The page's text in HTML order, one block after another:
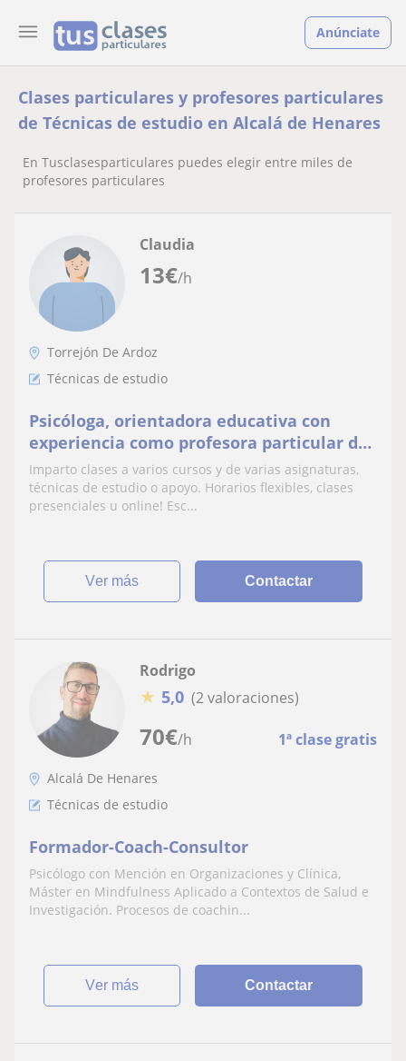
Anúnciate
Clases particulares y profesores particulares
de Técnicas de estudio en Alcalá de Henares
En Tusclasesparticulares puedes elegir entre miles de
profesores particulares
13€/h
Claudia
Torrejón De Ardoz
Técnicas de estudio
Psicóloga, orientadora educativa con
experiencia como profesora particular de
niños de varias asignaturas y como apoyo
escolar.
Imparto clases a varios cursos y de varias asignaturas,
técnicas de estudio o apoyo. Horarios flexibles, clases
presenciales u online! Esc...
ver más Contactar
70€/h 1ª clase gratis
Rodrigo
★ 5,0 (2 valoraciones)
Alcalá De Henares
Técnicas de estudio
Formador-Coach-Consultor
Psicólogo con Mención en Organizaciones y Clínica,
Máster en Mindfulness Aplicado a Contextos de Salud e
Investigación. Procesos de coachin...
ver más Contactar